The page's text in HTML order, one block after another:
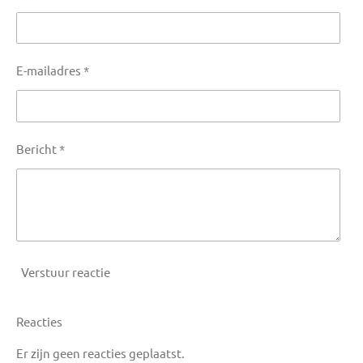
E-mailadres *
Bericht *
Verstuur reactie
Reacties
Er zijn geen reacties geplaatst.